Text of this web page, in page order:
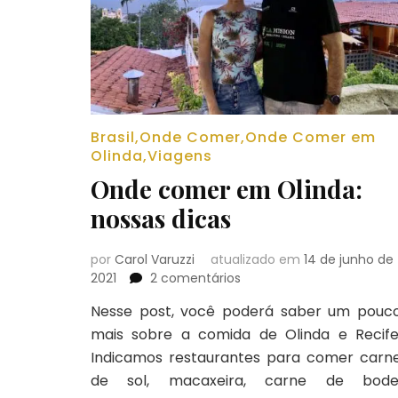
Brasil,Onde Comer,Onde Comer em
Olinda,Viagens
Onde comer em Olinda:
nossas dicas
por Carol Varuzzi atualizado em 14 de junho de
2021
2 comentários
comer
em
Olinda:
nossas
dicas
Nesse post, você poderá saber um
mais sobre a comida de Olinda e
Indicamos restaurantes para comer
de sol, macaxeira, carne de